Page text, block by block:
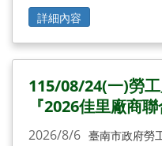
詳細內容
115/08/24(一)勞
『2026佳里廠商
迎求職民眾踴躍參
2026/8/6 臺南市政府勞